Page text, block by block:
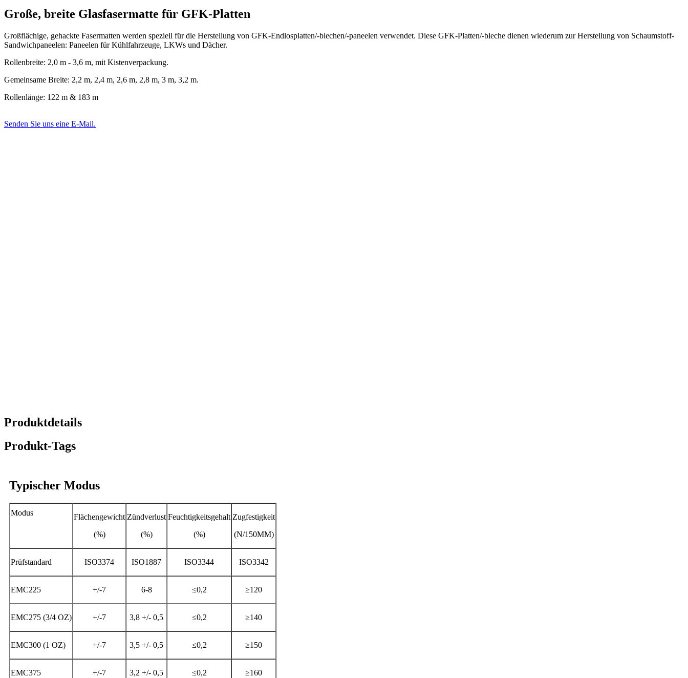
Große, breite Glasfasermatte für GFK-Platten
Großflächige, gehackte Fasermatten werden speziell für die Herstellung von GFK-Endlosplatten/-blechen/-paneelen verwendet. Diese GFK-Platten/-bleche dienen wiederum zur Herstellung von Schaumstoff-
Sandwichpaneelen: Paneelen für Kühlfahrzeuge, LKWs und Dächer.
Rollenbreite: 2,0 m - 3,6 m, mit Kistenverpackung.
Gemeinsame Breite: 2,2 m, 2,4 m, 2,6 m, 2,8 m, 3 m, 3,2 m.
Rollenlänge: 122 m & 183 m
Senden Sie uns eine E-Mail.
Produktdetails
Produkt-Tags
Typischer Modus
Modus
Flächengewicht
(%)
Zündverlust
(%)
Feuchtigkeitsgehalt
(%)
Zugfestigkeit
(N/150MM)
Prüfstandard ISO3374 ISO1887 ISO3344 ISO3342
EMC225 +/-7 6-8 ≤0,2 ≥120
EMC275 (3/4 OZ) +/-7 3,8 +/- 0,5 ≤0,2 ≥140
EMC300 (1 OZ) +/-7 3,5 +/- 0,5 ≤0,2 ≥150
EMC375 +/-7 3,2 +/- 0,5 ≤0,2 ≥160